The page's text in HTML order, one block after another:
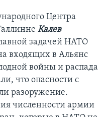
Центра
Калев
задачей НАТО
входящих в Альянс
войны и распада
что опасности с
разоружение.
численности армии